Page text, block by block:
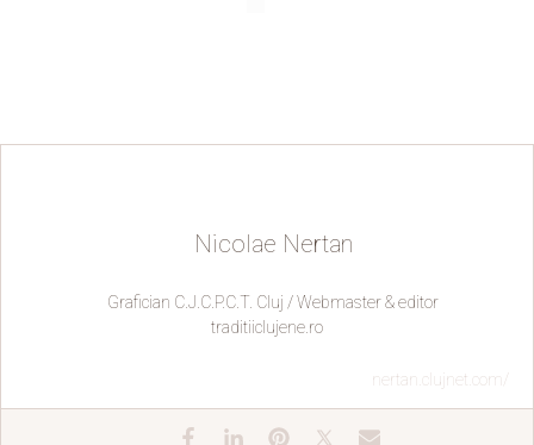
Nicolae Nertan
Grafician C.J.C.P.C.T. Cluj / Webmaster & editor
traditiiclujene.ro
nertan.clujnet.com/